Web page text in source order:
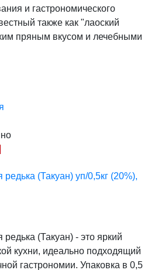
и гастрономического
также как "лаоский
пряным вкусом и лечебными
₽.
(Такуан) уп/0,5кг (20%),
₽.(Такуан) - это яркий
кухни, идеально подходящий
гастрономии. Упаковка в 0,5